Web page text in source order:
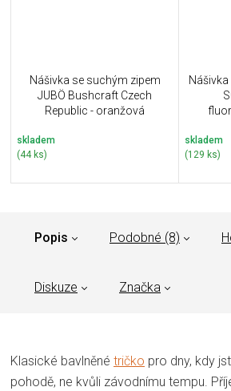
Nášivka se suchým zipem
JUBÖ Bushcraft Czech
Republic - oranžová
skladem
(44 ks)
skladem
(129 ks)
Popis Podobné (8)
Diskuze Značka
Klasické bavlněné tričko pro dny, kdy
pohodě, ne kvůli závodnímu tempu.